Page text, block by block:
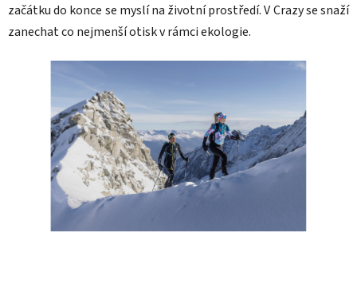
začátku do konce se myslí na životní prostředí. V Crazy se snaží
zanechat co nejmenší otisk v rámci ekologie.